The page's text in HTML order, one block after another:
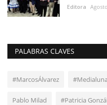
Editora
PALABRAS CLAVES
#MarcosÁlvarez #Medialuna
Pablo Milad #Patricia